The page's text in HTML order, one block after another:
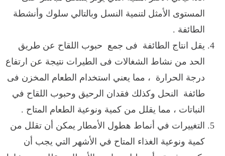
المستوى الأمثل لتنمية النسل وبالتالي سلوك وأنشطة
الطائفة .
يقل انتاج الطائفة فى جمع حبوب اللقاح عن طريق
الحد من نشاط الشغالات فى الطيرات نتيجة عن ارتفاع
درجة الحرارة ، مما يعني استخدام الطعام المخزن فى
طائفة النحل وكذلك فقدان الرحيق وحبوب اللقاح في
النباتات ، مما يقلل من كمية ونوعية الطعام المتاح .
التغييرات في أنماط هطول الأمطار يمكن أن تقلل من
كمية ونوعية الغذاء المتاح في الأشهر التي يجب أن